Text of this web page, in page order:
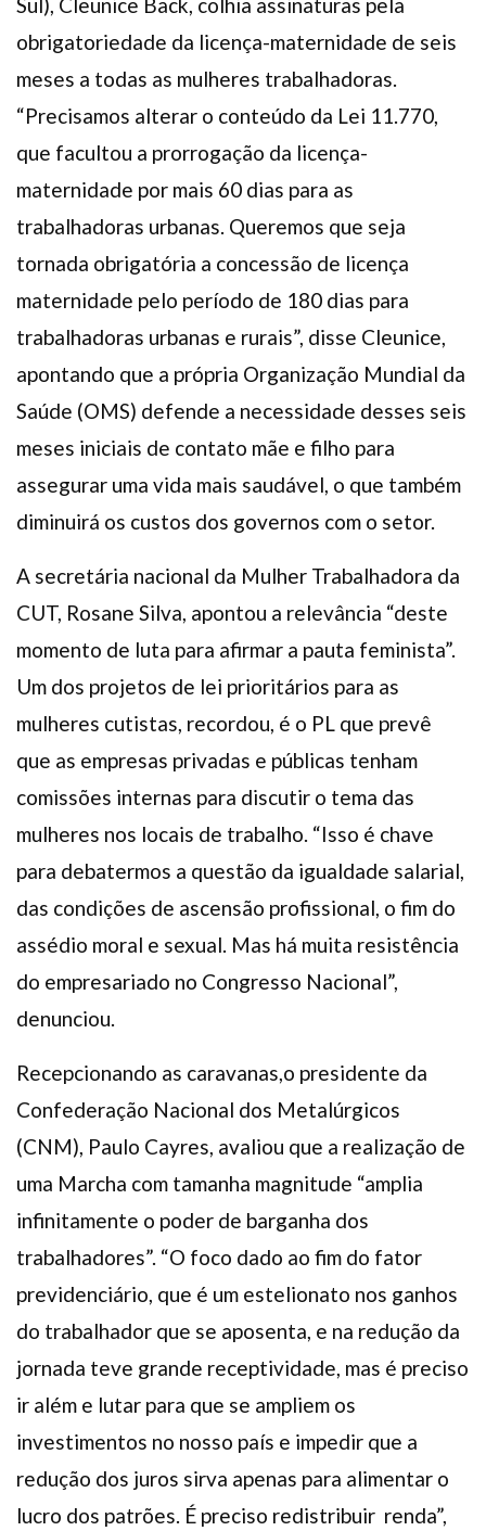
Sul), Cleunice Back, colhia assinaturas pela
obrigatoriedade da licença-maternidade de seis
meses a todas as mulheres trabalhadoras.
“Precisamos alterar o conteúdo da Lei 11.770,
que facultou a prorrogação da licença-
maternidade por mais 60 dias para as
trabalhadoras urbanas. Queremos que seja
tornada obrigatória a concessão de licença
maternidade pelo período de 180 dias para
trabalhadoras urbanas e rurais”, disse Cleunice,
apontando que a própria Organização Mundial da
Saúde (OMS) defende a necessidade desses seis
meses iniciais de contato mãe e filho para
assegurar uma vida mais saudável, o que também
diminuirá os custos dos governos com o setor.
A secretária nacional da Mulher Trabalhadora da
CUT, Rosane Silva, apontou a relevância “deste
momento de luta para afirmar a pauta feminista”.
Um dos projetos de lei prioritários para as
mulheres cutistas, recordou, é o PL que prevê
que as empresas privadas e públicas tenham
comissões internas para discutir o tema das
mulheres nos locais de trabalho. “Isso é chave
para debatermos a questão da igualdade salarial,
das condições de ascensão profissional, o fim do
assédio moral e sexual. Mas há muita resistência
do empresariado no Congresso Nacional”,
denunciou.
Recepcionando as caravanas,o presidente da
Confederação Nacional dos Metalúrgicos
(CNM), Paulo Cayres, avaliou que a realização de
uma Marcha com tamanha magnitude “amplia
infinitamente o poder de barganha dos
trabalhadores”. “O foco dado ao fim do fator
previdenciário, que é um estelionato nos ganhos
do trabalhador que se aposenta, e na redução da
jornada teve grande receptividade, mas é preciso
ir além e lutar para que se ampliem os
investimentos no nosso país e impedir que a
redução dos juros sirva apenas para alimentar o
lucro dos patrões. É preciso redistribuir renda”,